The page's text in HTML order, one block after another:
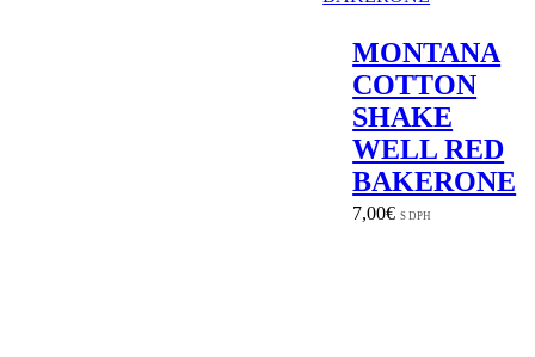
MONTANA
COTTON
SHAKE
WELL RED
BAKERONE
7,00€ S DPH